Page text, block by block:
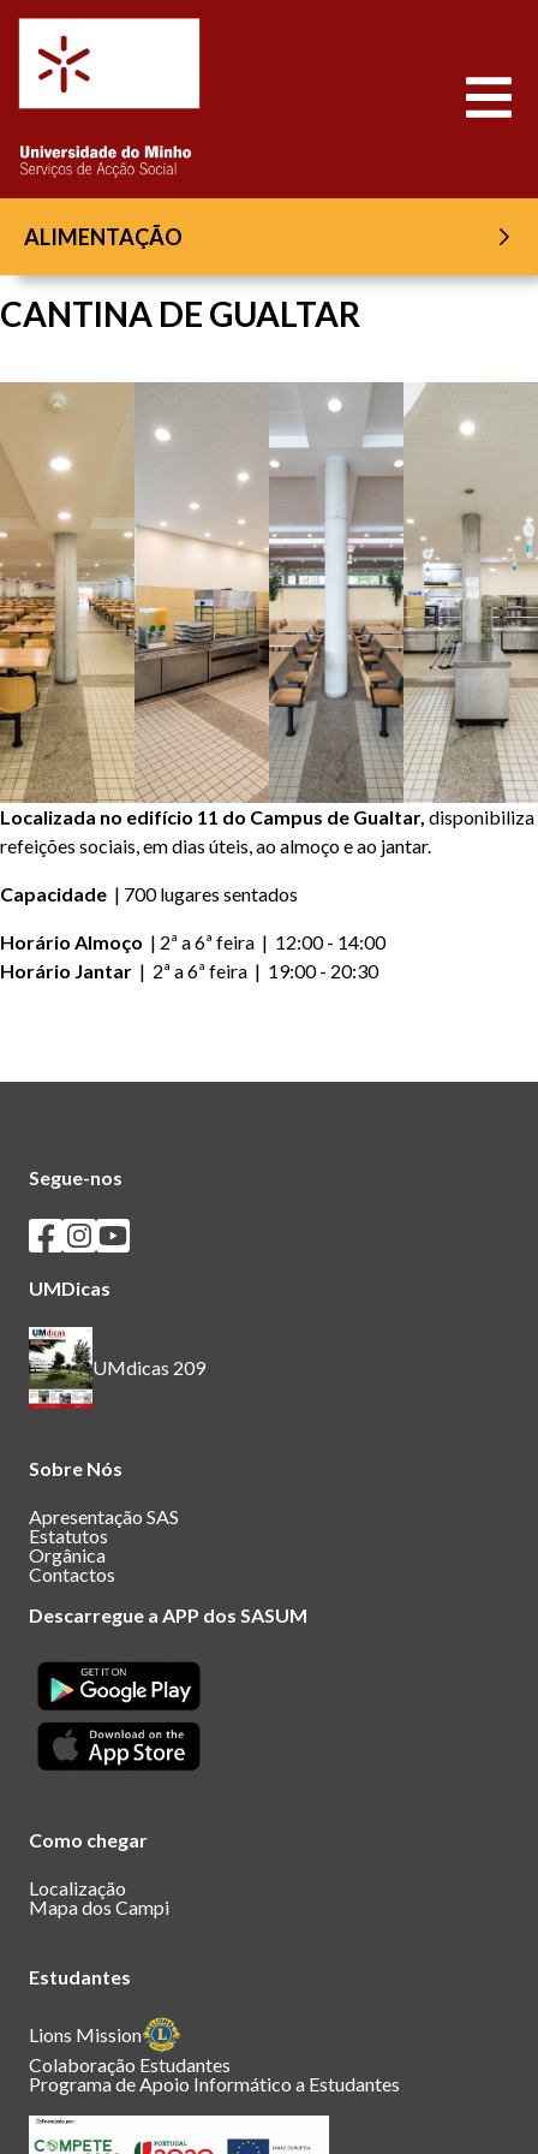
Saltar para o conteúdo
ALIMENTAÇÃO
CANTINA DE GUALTAR
Localizada no edifício 11 do Campus de Gualtar, disponibiliza
refeições sociais, em dias úteis, ao almoço e ao jantar.
Capacidade | 700 lugares sentados
Horário Almoço | 2ª a 6ª feira | 12:00 - 14:00
Horário Jantar | 2ª a 6ª feira | 19:00 - 20:30
Segue-nos
Seguir os SASUM no Facebook
Seguir os SASUM no Instagram
Seguir os SASUM no Youtube
UMDicas
UMdicas 209
Sobre Nós
Apresentação SAS
Estatutos
Orgânica
Contactos
Descarregue a APP dos SASUM
Como chegar
Localização
Mapa dos Campi
Estudantes
Lions Mission
Colaboração Estudantes
Programa de Apoio Informático a Estudantes